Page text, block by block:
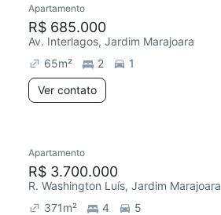
Redecorar
Apartamento
R$ 685.000
Av. Interlagos, Jardim Marajoara
65m² 2
1
Ver contato
Redecorar
Apartamento
R$ 3.700.000
R. Washington Luís, Jardim Marajoara
371m² 4
5